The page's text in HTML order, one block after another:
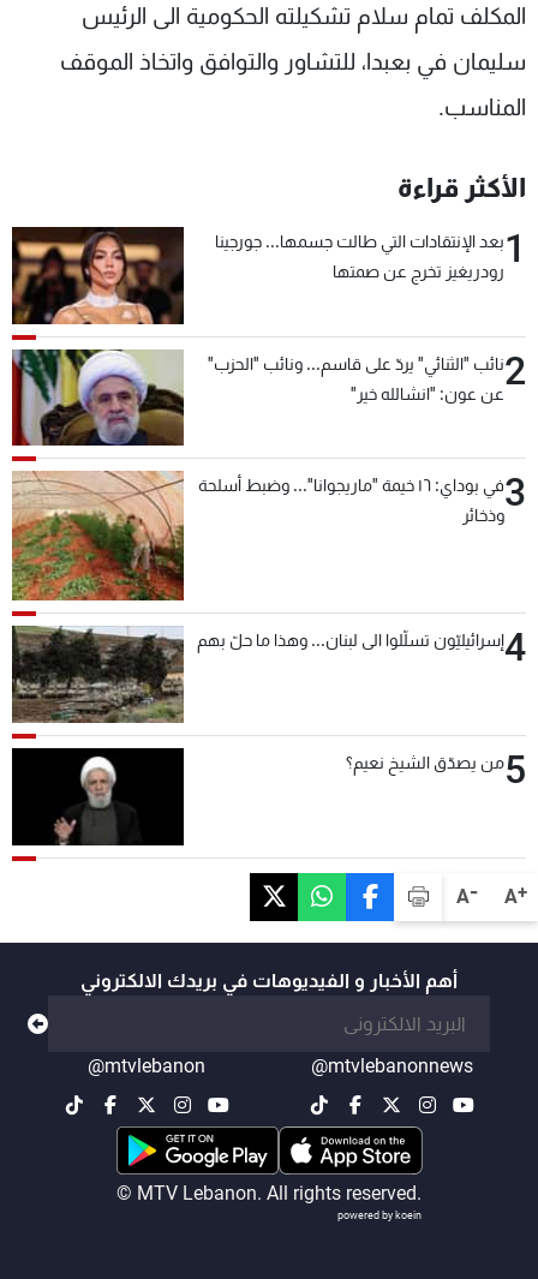
A+
A-
المكلف تمام سلام تشكيلته الحكومية الى الرئيس
سليمان في بعبدا، للتشاور والتوافق واتخاذ الموقف
المناسب.
الأكثر قراءة
1بعد الإنتقادات التي طالت جسمها... جورجينا
رودريغيز تخرج عن صمتها
2نائب "الثنائي" يردّ على قاسم... ونائب "الحزب"
عن عون: "انشالله خير"
3
في بوداي: ١٦ خيمة "ماريجوانا"... وضبط أسلحة
وذخائر
4إسرائيليّون تسلّلوا الى لبنان... وهذا ما حلّ بهم
5من يصدّق الشيخ نعيم؟
أهم الأخبار و الفيديوهات في بريدك الالكتروني
@mtvlebanonnews
@mtvlebanon
© MTV Lebanon. All rights reserved.
powered by koein